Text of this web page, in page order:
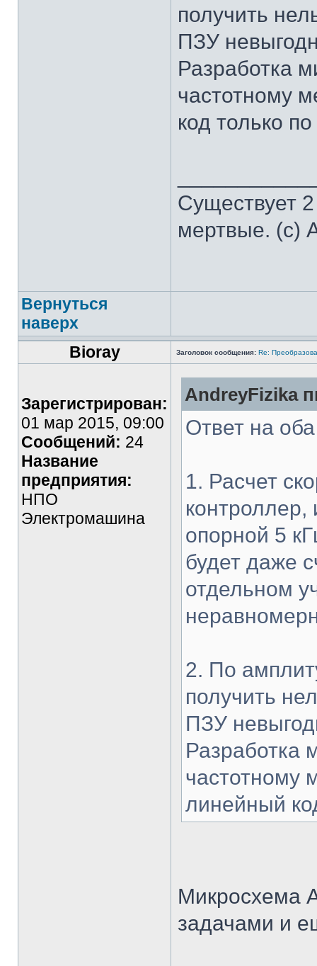
получить
ПЗУ
Разработка
частотному
код только
Существует
мертвые. (с)
Вернуться
наверх
Bioray
Заголовок сообщения: Re:
Зарегистрирован:
01 мар 2015, 09:00
Сообщений: 24
Название
предприятия:
НПО
Электромашина
AndreyFizika
Ответ на
1. Расчет
контроллер,
опорной 5
будет даже
отдельном
2. По
получить
ПЗУ
Разработка
частотному
линейный
Микросхема
задачами и